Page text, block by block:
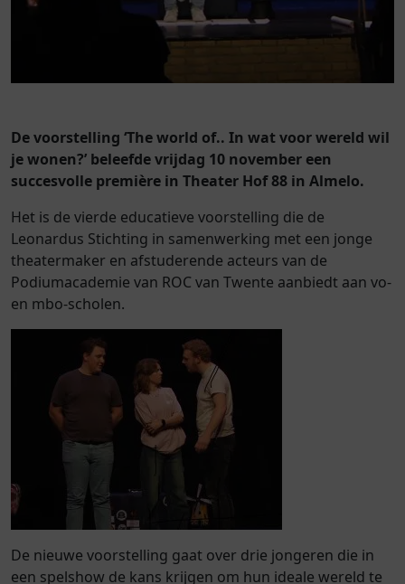
De voorstelling ‘The world of.. In wat voor wereld wil
je wonen?’ beleefde vrijdag 10 november een
succesvolle première in Theater Hof 88 in Almelo.
Het is de vierde educatieve voorstelling die de
Leonardus Stichting in samenwerking met een jonge
theatermaker en afstuderende acteurs van de
Podiumacademie van ROC van Twente aanbiedt aan vo-
en mbo-scholen.
De nieuwe voorstelling gaat over drie jongeren die in
een spelshow de kans krijgen om hun ideale wereld te